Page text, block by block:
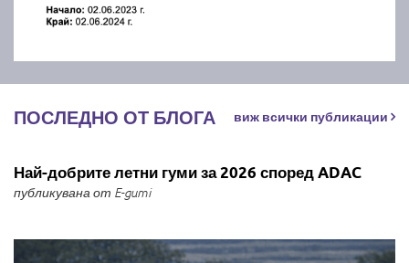
ПОСЛЕДНО ОТ БЛОГА виж всички публикации
Най-добрите летни гуми за 2026 според ADAC
публикувана от E-gumi